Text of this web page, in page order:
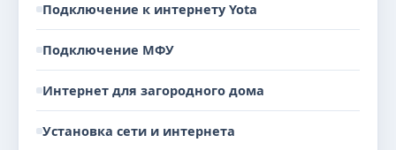
Подключение к интернету Yota
Подключение МФУ
Интернет для загородного дома
Установка сети и интернета